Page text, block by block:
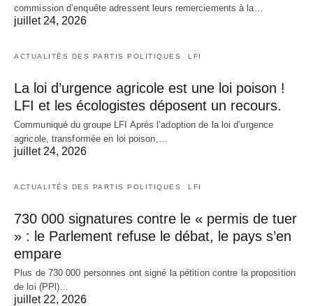
commission d’enquête adressent leurs remerciements à la…
juillet 24, 2026
ACTUALITÉS DES PARTIS POLITIQUES LFI
La loi d’urgence agricole est une loi poison !
LFI et les écologistes déposent un recours.
Communiqué du groupe LFI Après l’adoption de la loi d’urgence
agricole, transformée en loi poison,…
juillet 24, 2026
ACTUALITÉS DES PARTIS POLITIQUES LFI
730 000 signatures contre le « permis de tuer
» : le Parlement refuse le débat, le pays s’en
empare
Plus de 730 000 personnes ont signé la pétition contre la proposition
de loi (PPl)…
juillet 22, 2026